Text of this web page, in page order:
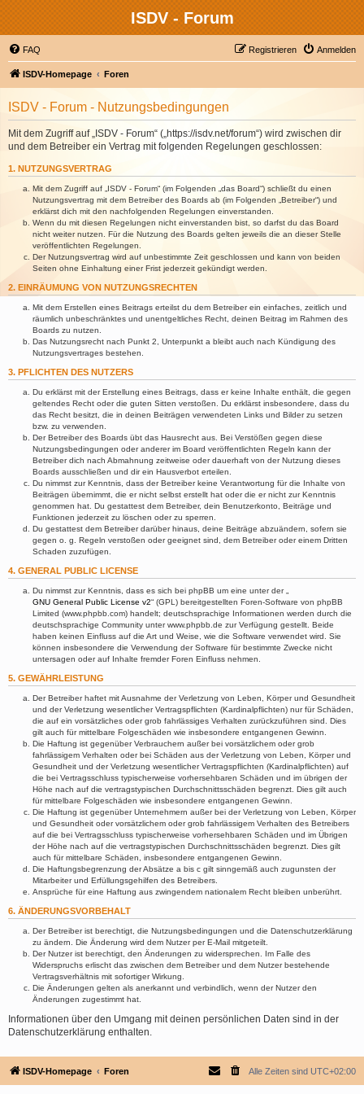
ISDV - Forum
FAQ Anmelden
Registrieren
ISDV-Homepage Foren
ISDV - Forum - Nutzungsbedingungen
Mit dem Zugriff auf „ISDV - Forum“ („https://isdv.net/forum“) wird zwischen dir
und dem Betreiber ein Vertrag mit folgenden Regelungen geschlossen:
1. NUTZUNGSVERTRAG
Mit dem Zugriff auf „ISDV - Forum“ (im Folgenden „das Board“) schließt du einen
Nutzungsvertrag mit dem Betreiber des Boards ab (im Folgenden „Betreiber“) und
erklärst dich mit den nachfolgenden Regelungen einverstanden.
Wenn du mit diesen Regelungen nicht einverstanden bist, so darfst du das Board
nicht weiter nutzen. Für die Nutzung des Boards gelten jeweils die an dieser Stelle
veröffentlichten Regelungen.
Der Nutzungsvertrag wird auf unbestimmte Zeit geschlossen und kann von beiden
Seiten ohne Einhaltung einer Frist jederzeit gekündigt werden.
2. EINRÄUMUNG VON NUTZUNGSRECHTEN
Mit dem Erstellen eines Beitrags erteilst du dem Betreiber ein einfaches, zeitlich und
räumlich unbeschränktes und unentgeltliches Recht, deinen Beitrag im Rahmen des
Boards zu nutzen.
Das Nutzungsrecht nach Punkt 2, Unterpunkt a bleibt auch nach Kündigung des
Nutzungsvertrages bestehen.
3. PFLICHTEN DES NUTZERS
Du erklärst mit der Erstellung eines Beitrags, dass er keine Inhalte enthält, die gegen
geltendes Recht oder die guten Sitten verstoßen. Du erklärst insbesondere, dass du
das Recht besitzt, die in deinen Beiträgen verwendeten Links und Bilder zu setzen
bzw. zu verwenden.
Der Betreiber des Boards übt das Hausrecht aus. Bei Verstößen gegen diese
Nutzungsbedingungen oder anderer im Board veröffentlichten Regeln kann der
Betreiber dich nach Abmahnung zeitweise oder dauerhaft von der Nutzung dieses
Boards ausschließen und dir ein Hausverbot erteilen.
Du nimmst zur Kenntnis, dass der Betreiber keine Verantwortung für die Inhalte von
Beiträgen übernimmt, die er nicht selbst erstellt hat oder die er nicht zur Kenntnis
genommen hat. Du gestattest dem Betreiber, dein Benutzerkonto, Beiträge und
Funktionen jederzeit zu löschen oder zu sperren.
Du gestattest dem Betreiber darüber hinaus, deine Beiträge abzuändern, sofern sie
gegen o. g. Regeln verstoßen oder geeignet sind, dem Betreiber oder einem Dritten
Schaden zuzufügen.
4. GENERAL PUBLIC LICENSE
Du nimmst zur Kenntnis, dass es sich bei phpBB um eine unter der „
GNU General Public License v2“ (GPL) bereitgestellten Foren-Software von phpBB
Limited (www.phpbb.com) handelt; deutschsprachige Informationen werden durch die
deutschsprachige Community unter www.phpbb.de zur Verfügung gestellt. Beide
haben keinen Einfluss auf die Art und Weise, wie die Software verwendet wird. Sie
können insbesondere die Verwendung der Software für bestimmte Zwecke nicht
untersagen oder auf Inhalte fremder Foren Einfluss nehmen.
5. GEWÄHRLEISTUNG
Der Betreiber haftet mit Ausnahme der Verletzung von Leben, Körper und Gesundheit
und der Verletzung wesentlicher Vertragspflichten (Kardinalpflichten) nur für Schäden,
die auf ein vorsätzliches oder grob fahrlässiges Verhalten zurückzuführen sind. Dies
gilt auch für mittelbare Folgeschäden wie insbesondere entgangenen Gewinn.
Die Haftung ist gegenüber Verbrauchern außer bei vorsätzlichem oder grob
fahrlässigem Verhalten oder bei Schäden aus der Verletzung von Leben, Körper und
Gesundheit und der Verletzung wesentlicher Vertragspflichten (Kardinalpflichten) auf
die bei Vertragsschluss typischerweise vorhersehbaren Schäden und im übrigen der
Höhe nach auf die vertragstypischen Durchschnittsschäden begrenzt. Dies gilt auch
für mittelbare Folgeschäden wie insbesondere entgangenen Gewinn.
Die Haftung ist gegenüber Unternehmern außer bei der Verletzung von Leben, Körper
und Gesundheit oder vorsätzlichem oder grob fahrlässigem Verhalten des Betreibers
auf die bei Vertragsschluss typischerweise vorhersehbaren Schäden und im Übrigen
der Höhe nach auf die vertragstypischen Durchschnittsschäden begrenzt. Dies gilt
auch für mittelbare Schäden, insbesondere entgangenen Gewinn.
Die Haftungsbegrenzung der Absätze a bis c gilt sinngemäß auch zugunsten der
Mitarbeiter und Erfüllungsgehilfen des Betreibers.
Ansprüche für eine Haftung aus zwingendem nationalem Recht bleiben unberührt.
6. ÄNDERUNGSVORBEHALT
Der Betreiber ist berechtigt, die Nutzungsbedingungen und die Datenschutzerklärung
zu ändern. Die Änderung wird dem Nutzer per E-Mail mitgeteilt.
Der Nutzer ist berechtigt, den Änderungen zu widersprechen. Im Falle des
Widerspruchs erlischt das zwischen dem Betreiber und dem Nutzer bestehende
Vertragsverhältnis mit sofortiger Wirkung.
Die Änderungen gelten als anerkannt und verbindlich, wenn der Nutzer den
Änderungen zugestimmt hat.
Informationen über den Umgang mit deinen persönlichen Daten sind in der
Datenschutzerklärung enthalten.
ISDV-Homepage Foren Alle Zeiten sind UTC+02:00